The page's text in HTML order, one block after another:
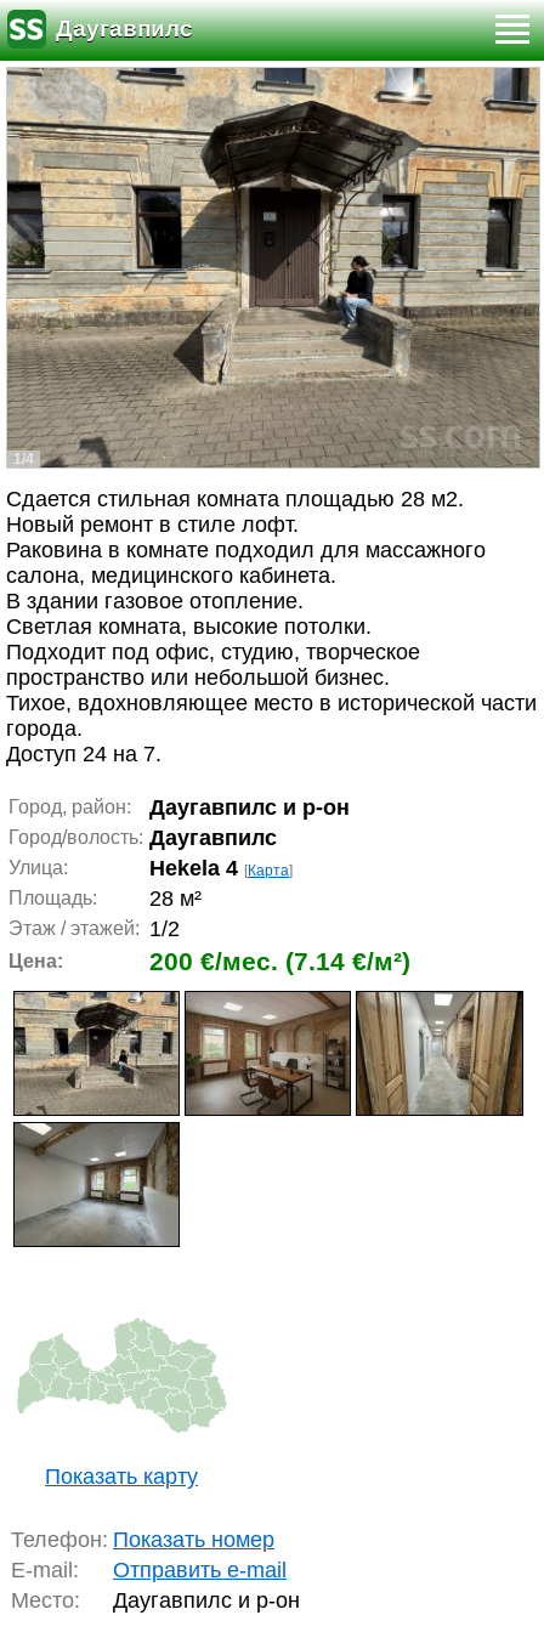
Даугавпилс
1/4
Сдается стильная комната площадью 28 м2.
Новый ремонт в стиле лофт.
Раковина в комнате подходил для массажного
салона, медицинского кабинета.
В здании газовое отопление.
Светлая комната, высокие потолки.
Подходит под офис, студию, творческое
пространство или небольшой бизнес.
Тихое, вдохновляющее место в исторической части
города.
Доступ 24 на 7.
Город, район: Даугавпилс и р-он
Город/волость: Даугавпилс
Улица: Hekela 4 [Карта]
Площадь: 28 м²
Этаж / этажей: 1/2
Цена: 200 €/мес. (7.14 €/м²)
Показать карту
Телефон: Показать номер
E-mail:
Отправить e-mail
Место:
Даугавпилс и р-он